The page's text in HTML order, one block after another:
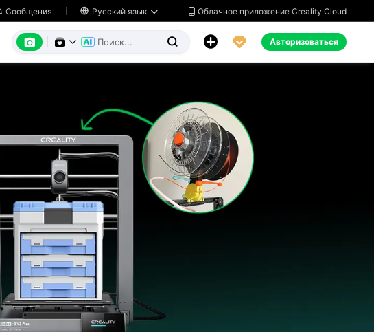
Сообщения  Русский язык   Облачное приложение Creality Cloud
     Авторизоваться